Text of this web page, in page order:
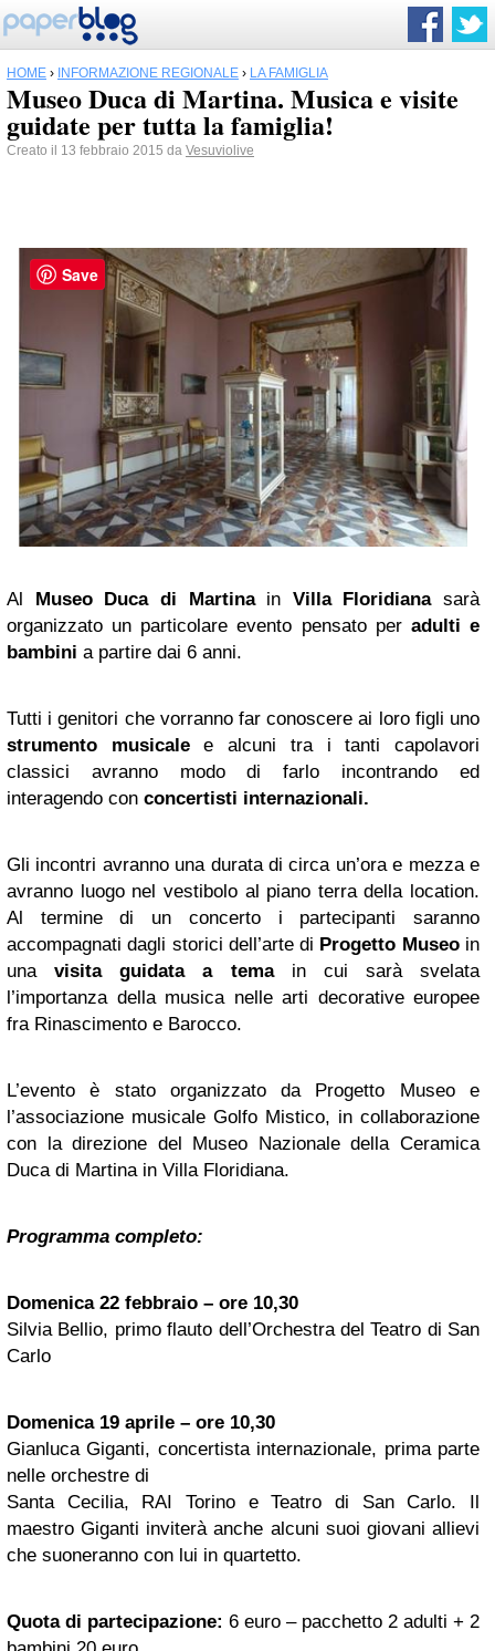
HOME › INFORMAZIONE REGIONALE › LA FAMIGLIA
Museo Duca di Martina. Musica e visite
guidate per tutta la famiglia!
Creato il 13 febbraio 2015 da Vesuviolive
Al Museo Duca di Martinain Villa Floridianasarà
organizzato un particolare evento pensato per adulti e
bambini a partire dai 6 anni.
Tutti i genitori che vorranno far conoscere ai loro figli uno
strumento musicalee alcuni tra i tanti capolavori
classici avranno modo di farlo incontrando ed
interagendo con concertisti internazionali.
Gli incontri avranno una durata di circa un’ora e mezza e
avranno luogo nel vestibolo al piano terra della location.
Al termine di un concerto i partecipanti saranno
accompagnati dagli storici dell’arte di Progetto Museoin
una visita guidata a temain cui sarà svelata
l’importanza della musica nelle arti decorative europee
fra Rinascimento e Barocco.
L’evento è stato organizzato da Progetto Museo e
l’associazione musicale Golfo Mistico, in collaborazione
con la direzione del Museo Nazionale della Ceramica
Duca di Martina in Villa Floridiana.
Programma completo:
Domenica 22 febbraio – ore 10,30
Silvia Bellio, primo flauto dell’Orchestra del Teatro di San
Carlo
Domenica 19 aprile – ore 10,30
Gianluca Giganti, concertista internazionale, prima parte
nelle orchestre di
Santa Cecilia, RAI Torino e Teatro di San Carlo. Il
maestro Giganti inviterà anche alcuni suoi giovani allievi
che suoneranno con lui in quartetto.
Quota di partecipazione: 6 euro – pacchetto 2 adulti + 2
Save